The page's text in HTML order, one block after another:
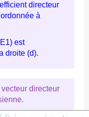
directeur
à
est
droite (d).
directeur